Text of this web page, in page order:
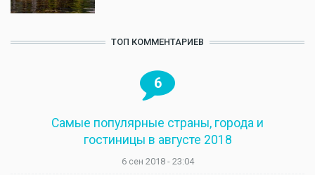
ТОП КОММЕНТАРИЕВ
6
Самые популярные страны, города и
гостиницы в августе 2018
6 сен 2018 - 23:04